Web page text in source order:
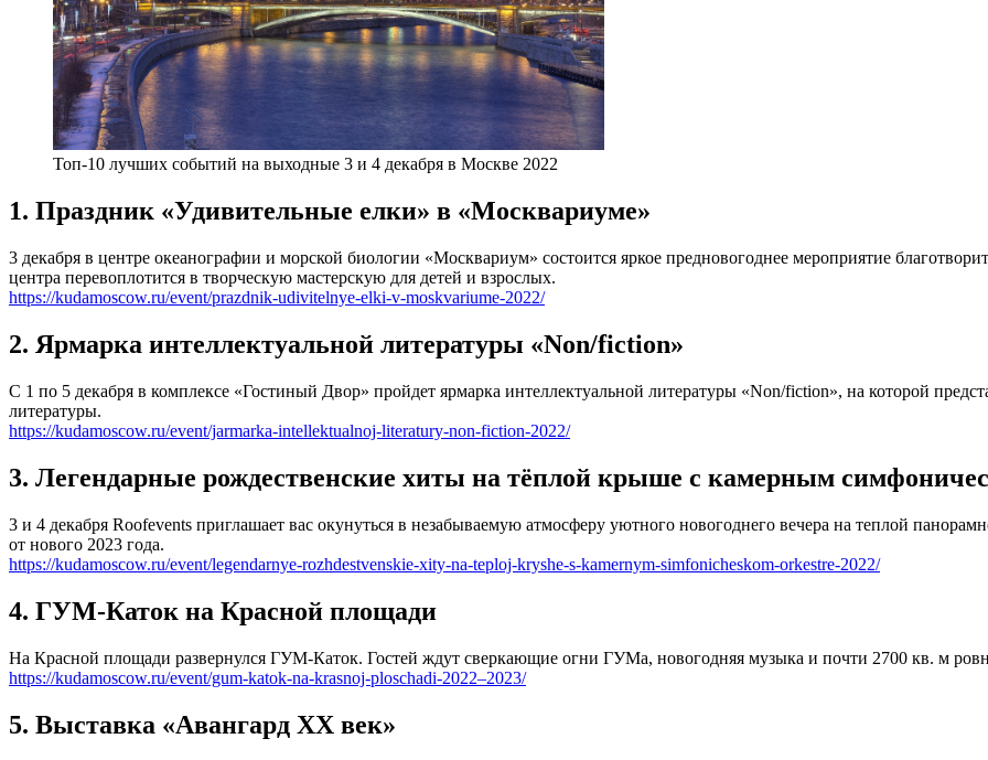
Топ-10 лучших событий на выходные 3 и 4 декабря в Москве 2022
1. Праздник «Удивительные елки» в «Москвариуме»
3 декабря в центре океанографии и морской биологии «Москвариум» состоится яркое предновогоднее мероприятие
центра перевоплотится в творческую мастерскую для детей и взрослых.
https://kudamoscow.ru/event/prazdnik-udivitelnye-elki-v-moskvariume-2022/
2. Ярмарка интеллектуальной литературы «Non/fiction»
С 1 по 5 декабря в комплексе «Гостиный Двор» пройдет ярмарка интеллектуальной литературы «Non/fiction», на которой
литературы.
https://kudamoscow.ru/event/jarmarka-intellektualnoj-literatury-non-fiction-2022/
3. Легендарные рождественские хиты на тёплой крыше с камерным
3 и 4 декабря Roofevents приглашает вас окунуться в незабываемую атмосферу уютного новогоднего вечера на теплой
от нового 2023 года.
https://kudamoscow.ru/event/legendarnye-rozhdestvenskie-xity-na-teploj-kryshe-s-kamernym-simfonicheskom-orkestre-2022/
4. ГУМ-Каток на Красной площади
На Красной площади развернулся ГУМ-Каток. Гостей ждут сверкающие огни ГУМа, новогодняя музыка и почти 2700 кв. м
https://kudamoscow.ru/event/gum-katok-na-krasnoj-ploschadi-2022–2023/
5. Выставка «Авангард ХХ век»